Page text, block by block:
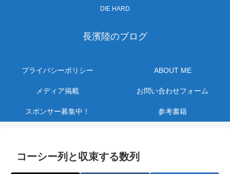
DIE HARD
長濱陸のブログ
プライバシーポリシー ABOUT ME
メディア掲載 お問い合わせフォーム
スポンサー募集中！ 参考書籍
コーシー列と収束する数列